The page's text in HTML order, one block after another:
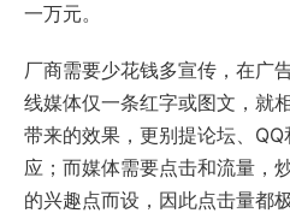
一万元。
厂商需要少花钱多宣传，在广
线媒体仅一条红字或图文，就
带来的效果，更别提论坛、
应；而媒体需要点击和流量，
的兴趣点而设，因此点击量都